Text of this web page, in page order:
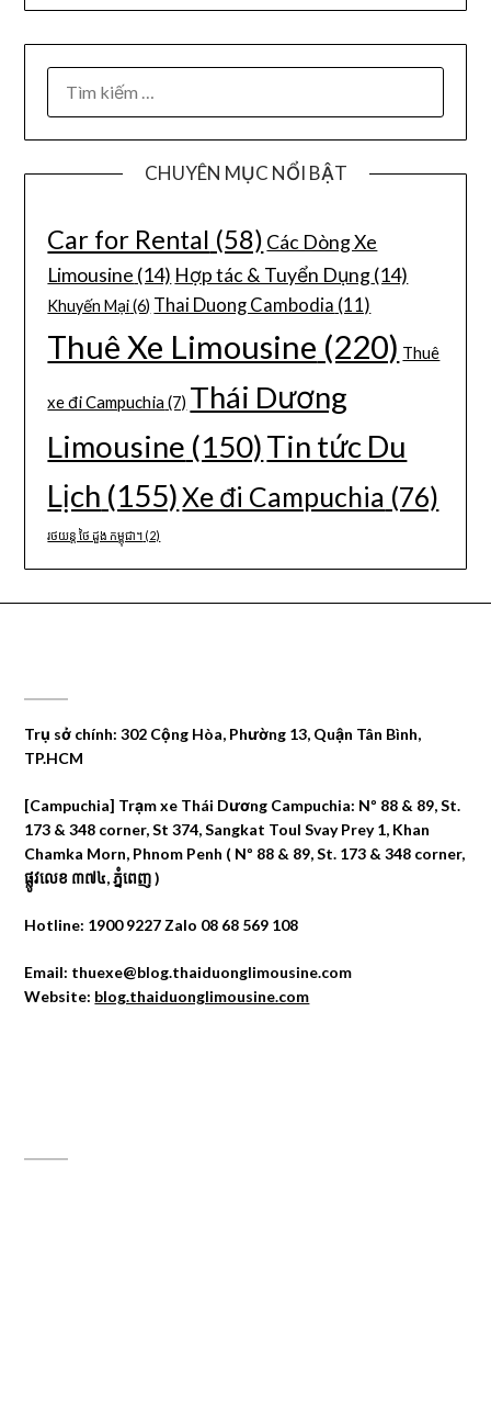
CHUYÊN MỤC NỔI BẬT
Car for Rental (58) Các Dòng Xe
Limousine (14) Hợp tác & Tuyển Dụng(14)
Khuyến Mại(6) Thai Duong Cambodia (11)
Thuê Xe Limousine (220) Thuê
xe đi Campuchia(7) Thái Dương
Limousine (150)Tin tức Du
Lịch (155)Xe đi Campuchia (76)
រថយន្ត ថៃ ដួង កម្ពុជា។ (2)
Trụ sở chính: 302 Cộng Hòa, Phường 13, Quận Tân Bình,
TP.HCM
[Campuchia] Trạm xe Thái Dương Campuchia: Nº 88 & 89, St.
173 & 348 corner, St 374, Sangkat Toul Svay Prey 1, Khan
Chamka Morn, Phnom Penh ( Nº 88 & 89, St. 173 & 348 corner,
ផ្លូវលេខ ៣៧៤, ភ្នំពេញ )
Hotline: 1900 9227 Zalo 08 68 569 108
Email: thuexe@blog.thaiduonglimousine.com
Website: blog.thaiduonglimousine.com